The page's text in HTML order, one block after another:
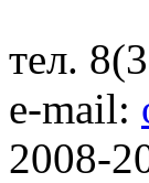
тел.
e-mail:
2008-